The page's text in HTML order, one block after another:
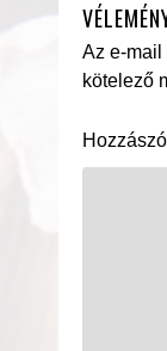
Az e-mail
kötelező